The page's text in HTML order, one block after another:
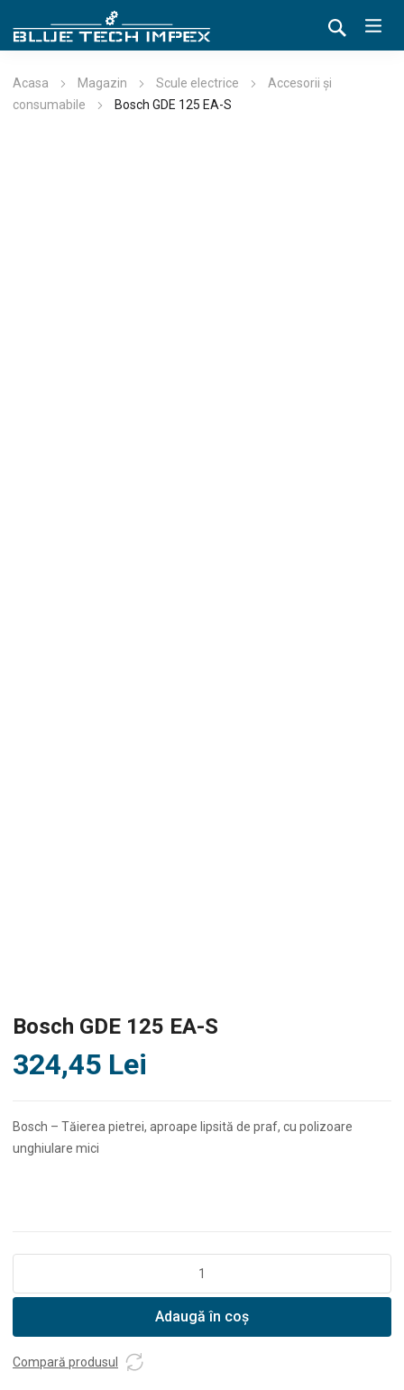
Acasa Magazin Scule electrice
Accesorii și
consumabile
Bosch GDE 125 EA-S
Bosch GDE 125 EA-S
324,45 Lei
Bosch – Tăierea pietrei, aproape lipsită de praf, cu polizoare
unghiulare mici
GDE
EA-
S
Adaugă în coș
Compară produsul